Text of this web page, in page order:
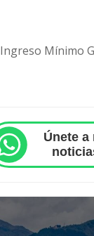
Ingreso Mínimo
Únete a